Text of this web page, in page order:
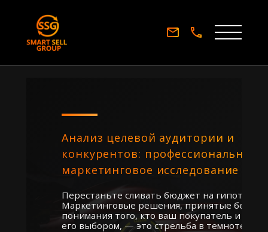
Анализ целевой аудитории и
конкурентов: профессиональное
маркетинговое исследование
Перестаньте сливать бюджет на гипотезы.
Маркетинговые решения, принятые без
понимания того, кто ваш покупатель и что
его выбором, — это стрельба в темноте.